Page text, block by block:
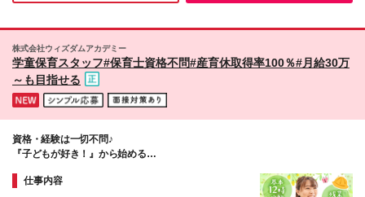
の他待遇に変更なし
馬車道校 [埼玉] さいたま新都心校 ■提携校 8校舎 [東
京] emiffce練馬アフタースクール ティップネス・キッ
ズ アフタースクール東武練馬店 ティップネス・キッ
タースクール港北綱島校 Nキッズアカデミー横須賀校
[埼玉] ASAHI KIDS.アフタースクール 浦和常盤校 ※(変
更の範囲)上記を除く当社関連勤務地
株式会社ウィズダムアカデミー
学童保育スタッフ#保育士資格不問#産育休取得率100％#月給30万
～も目指せる
資格・経験は一切不問♪
『子どもが好き！』から始める
仕事内容